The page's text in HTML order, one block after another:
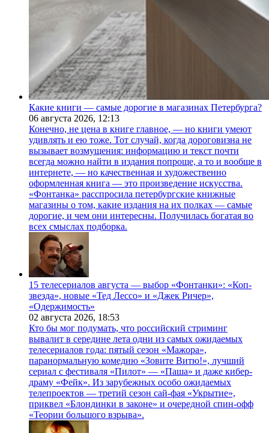
Какие книги — самые дорогие в магазинах Петербурга?
06 августа 2026, 12:13
Конечно, не цена в книге главное, — но книги умеют
удивлять и ею тоже. Тот случай, когда дороговизна не
вызывает возмущения: информацию и текст почти
всегда можно найти в издания попроще, а то и вообще в
интернете, — но качественная и художественно
оформленная книга — это произведение искусства.
«Фонтанка» расспросила петербургские книжные
магазины о том, какие издания на их полках — самые
дорогие, и чем они интересны. Получилась богатая во
всех смыслах подборка.
15 телесериалов августа — выбор «Фонтанки»: «Коп-
звезда», новые «Тед Лессо» и «Джек Ричер»,
«Одержимость»
02 августа 2026, 18:53
Кто бы мог подумать, что российский стриминг
вывалит в середине лета одни из самых ожидаемых
телесериалов года: пятый сезон «Мажора»,
паранормальную комедию «Зовите Витю!», лучший
сериал с фестиваля «Пилот» — «Паша» и даже кибер-
драму «Фейк». Из зарубежных особо ожидаемых
телепроектов — третий сезон сай-фая «Укрытие»,
приквел «Блондинки в законе» и очередной спин-офф
«Теории большого взрыва».